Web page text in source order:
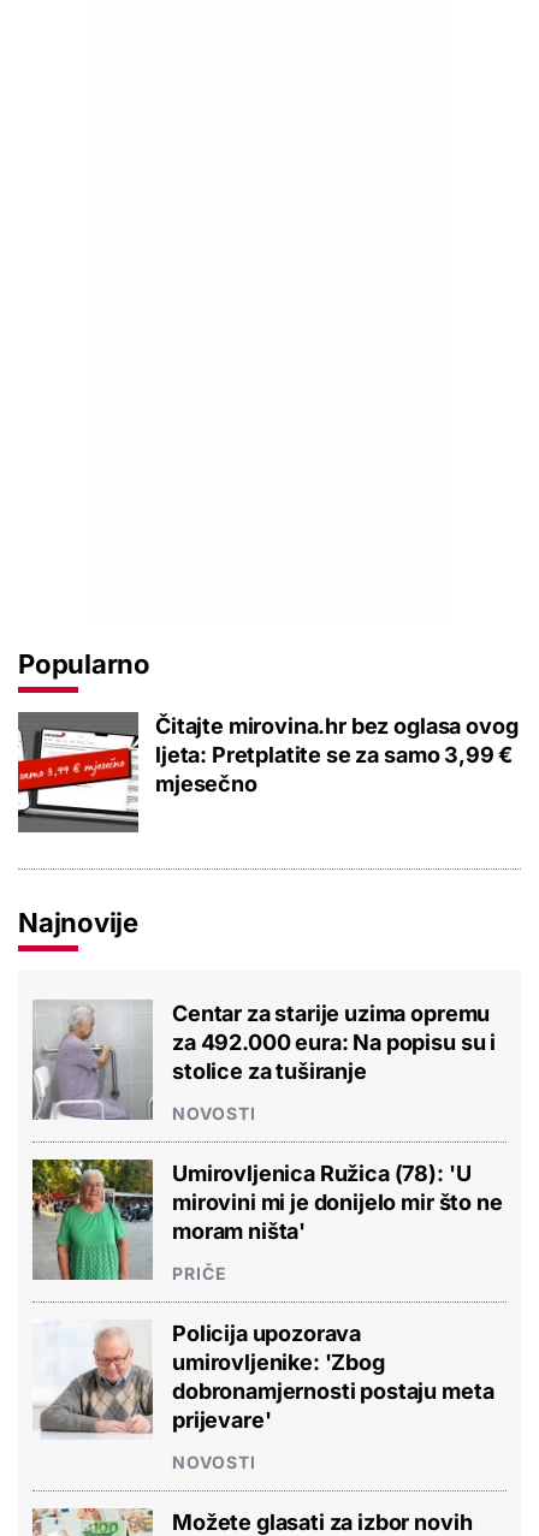
Popularno
Čitajte mirovina.hr bez oglasa ovog
ljeta: Pretplatite se za samo 3,99 €
mjesečno
Najnovije
Centar za starije uzima opremu
za 492.000 eura: Na popisu su i
stolice za tuširanje
NOVOSTI
Umirovljenica Ružica (78): 'U
mirovini mi je donijelo mir što ne
moram ništa'
PRIČE
Policija upozorava
umirovljenike: 'Zbog
dobronamjernosti postaju meta
prijevare'
NOVOSTI
Možete glasati za izbor novih